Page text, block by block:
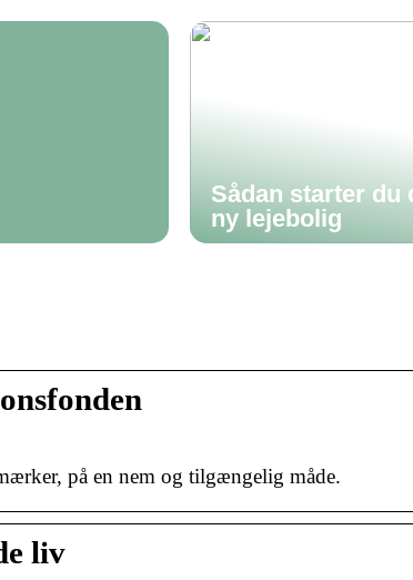
Sådan starter du
ny lejebolig
på en nem og tilgængelig måde.
liv